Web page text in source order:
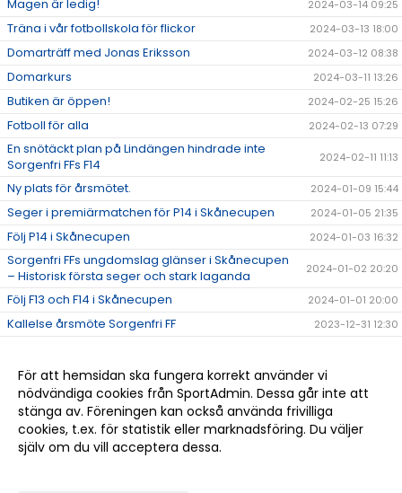
Magen är ledig! 2024-03-14 09:25
Träna i vår fotbollskola för flickor 2024-03-13 18:00
Domarträff med Jonas Eriksson 2024-03-12 08:38
Domarkurs 2024-03-11 13:26
Butiken är öppen! 2024-02-25 15:26
Fotboll för alla 2024-02-13 07:29
En snötäckt plan på Lindängen hindrade inte
Sorgenfri FFs F14
2024-02-11 11:13
Ny plats för årsmötet. 2024-01-09 15:44
Seger i premiärmatchen för P14 i Skånecupen 2024-01-05 21:35
Följ P14 i Skånecupen 2024-01-03 16:32
Sorgenfri FFs ungdomslag glänser i Skånecupen
– Historisk första seger och stark laganda
2024-01-02 20:20
Följ F13 och F14 i Skånecupen 2024-01-01 20:00
Kallelse årsmöte Sorgenfri FF 2023-12-31 12:30
Träningstider januari till mars 2023-12-25 14:49
Bli medlem 2023-12-11 08:00
SPONSOR 2023-12-10 09:10
För att hemsidan ska fungera korrekt använder vi
nödvändiga cookies från SportAdmin. Dessa går inte att
stänga av. Föreningen kan också använda frivilliga
cookies, t.ex. för statistik eller marknadsföring. Du väljer
själv om du vill acceptera dessa.